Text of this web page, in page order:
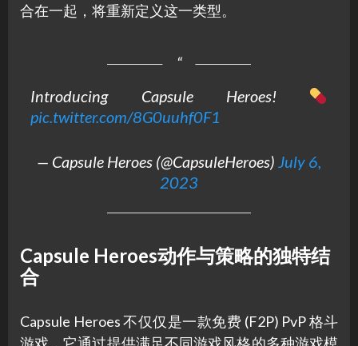
合在一起，将重新定义这一类型。
Introducing Capsule Heroes!
pic.twitter.com/8G0uuhf0F1
— Capsule Heroes (@CapsuleHeroes) July 6,
2023
Capsule Heroes动作与策略的独特结
合
Capsule Heroes 不仅仅是一款免费 (F2P) PvP 格斗